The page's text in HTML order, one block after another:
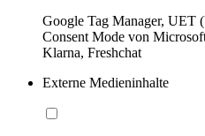
Google Tag Manager, UET
Consent Mode von
Klarna, Freshchat
Externe Medieninhalte